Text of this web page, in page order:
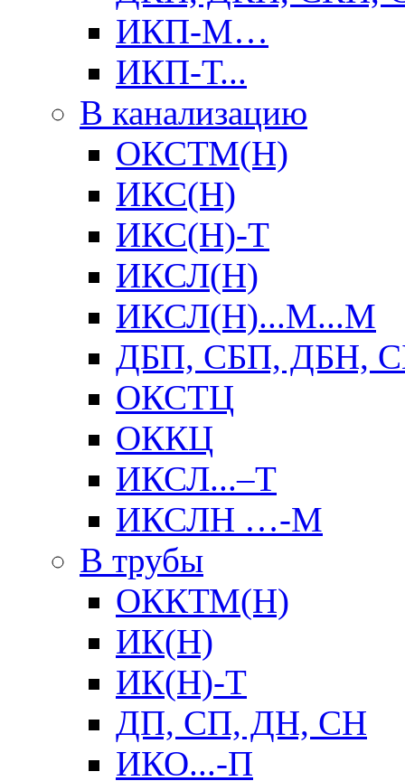
ИКП-М…
ИКП-Т...
В канализацию
ОКСТМ(Н)
ИКС(Н)
ИКС(Н)-Т
ИКСЛ(Н)
ИКСЛ(Н)...М...М
ДБП, СБП, ДБН,
ОКСТЦ
ОККЦ
ИКСЛ...–Т
ИКСЛН …-М
В трубы
ОККТМ(Н)
ИК(Н)
ИК(Н)-Т
ДП, СП, ДН, СН
ИКО...-П